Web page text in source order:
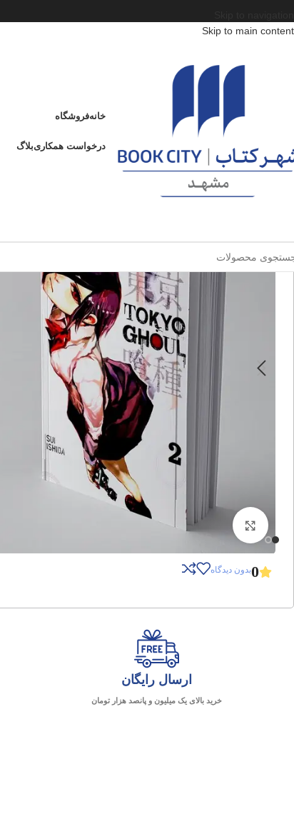
Skip to main content
خانهفروشگاه
درخواست همکاریبلاگ
محصولات / کتاب کودک و نوجوان
برای بزرگنمایی کلیک کنید
0بدون دیدگاه
ارسال رایگان
خرید بالای یک میلیون و پانصد هزار تومان